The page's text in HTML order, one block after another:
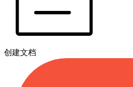
创建文档